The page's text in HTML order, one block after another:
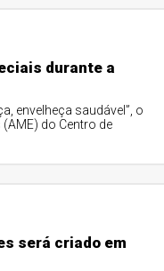
durante a
envelheça saudável”, o
do Centro de
será criado em